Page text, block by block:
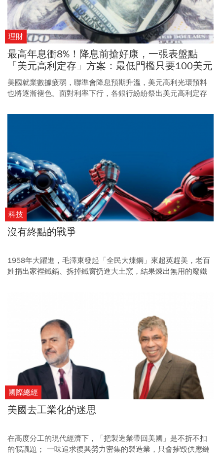
理財
最高年息衝8%！降息前搶好康，一張表盤點
「美元高利定存」方案：最低門檻只要100美元
美國就業數據疲弱，聯準會降息預期升溫，美元高利光環預料
也將逐漸褪色。面對利率下行，各銀行紛紛祭出美元高利定存
險。
科技
沒有終點的戰爭
1958年大躍進，毛澤東發起「全民大煉鋼」來超英趕美，老百
姓捐出家裡鐵鍋、拆掉鐵窗扔進大土窯，結果煉出無用的廢鐵
國際總經
美國去工業化的迷思
在高度分工的現代經濟下，「把製造業帶回美國」是不折不扣
的假議題； 一味追求復興勞力密集的製造業，只會摧毀供應鏈